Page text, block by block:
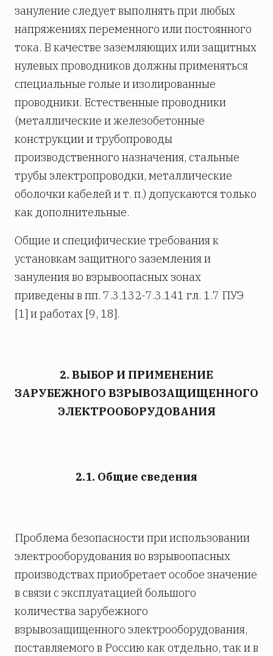
зануление следует выполнять при любых
напряжениях переменного или постоянного
тока. В качестве заземляющих или защитных
нулевых проводников должны применяться
специальные голые и изолированные
проводники. Естественные проводники
(металлические и железобетонные
конструкции и трубопроводы
производственного назначения, стальные
трубы электропроводки, металлические
оболочки кабелей и т. п.) допускаются только
как дополнительные.
Общие и специфические требования к
установкам защитного заземления и
зануления во взрывоопасных зонах
приведены в пп. 7.3.132-7.3.141 гл. 1.7 ПУЭ
[1] и работах [9, 18].
2. ВЫБОР И ПРИМЕНЕНИЕ
ЗАРУБЕЖНОГО ВЗРЫВОЗАЩИЩЕННОГО
ЭЛЕКТРООБОРУДОВАНИЯ
2.1. Общие сведения
Проблема безопасности при использовании
электрооборудования во взрывоопасных
производствах приобретает особое значение
в связи с эксплуатацией большого
количества зарубежного
взрывозащищенного электрооборудования,
поставляемого в Россию как отдельно, так и в